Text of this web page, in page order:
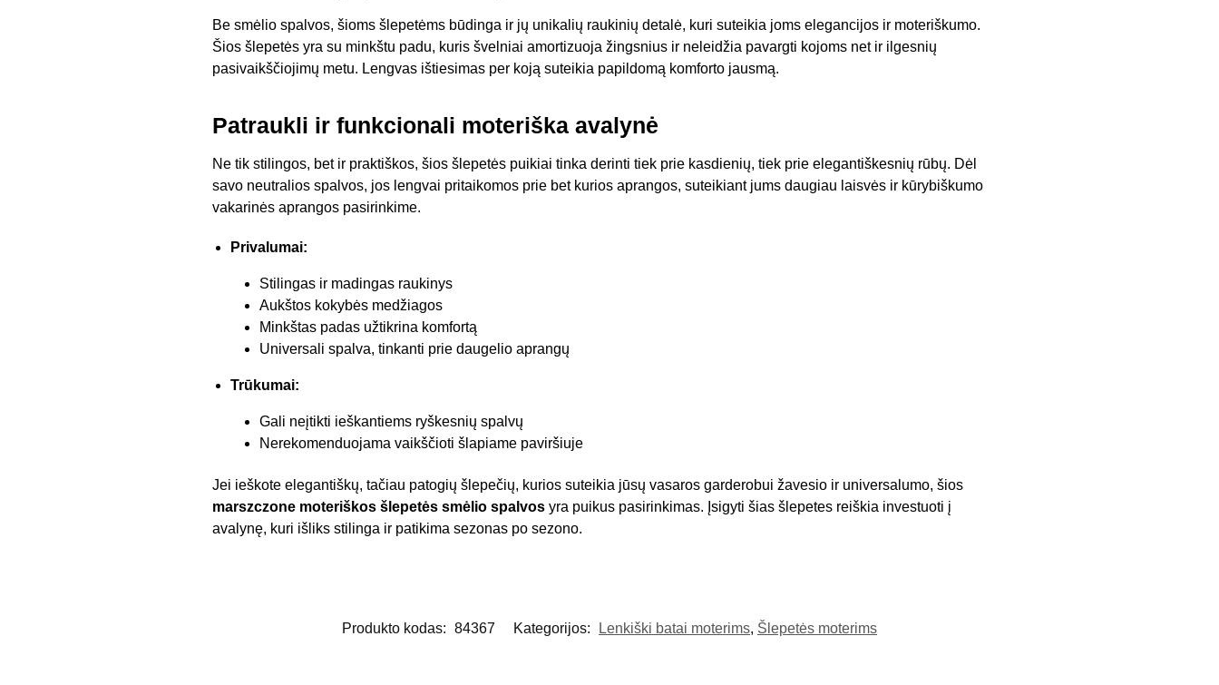
Be smėlio spalvos, šioms šlepetėms būdinga ir jų unikalių raukinių detalė, kuri suteikia joms elegancijos ir moteriškumo.
Šios šlepetės yra su minkštu padu, kuris švelniai amortizuoja žingsnius ir neleidžia pavargti kojoms net ir ilgesnių
pasivaikščiojimų metu. Lengvas ištiesimas per koją suteikia papildomą komforto jausmą.
Patraukli ir funkcionali moteriška avalynė
Ne tik stilingos, bet ir praktiškos, šios šlepetės puikiai tinka derinti tiek prie kasdienių, tiek prie elegantiškesnių rūbų. Dėl
savo neutralios spalvos, jos lengvai pritaikomos prie bet kurios aprangos, suteikiant jums daugiau laisvės ir kūrybiškumo
vakarinės aprangos pasirinkime.
Privalumai:
Stilingas ir madingas raukinys
Aukštos kokybės medžiagos
Minkštas padas užtikrina komfortą
Universali spalva, tinkanti prie daugelio aprangų
Trūkumai:
Gali neįtikti ieškantiems ryškesnių spalvų
Nerekomenduojama vaikščioti šlapiame paviršiuje
Jei ieškote elegantiškų, tačiau patogių šlepečių, kurios suteikia jūsų vasaros garderobui žavesio ir universalumo, šios
marszczone moteriškos šlepetės smėlio spalvosyra puikus pasirinkimas. Įsigyti šias šlepetes reiškia investuoti į
avalynę, kuri išliks stilinga ir patikima sezonas po sezono.
Produkto kodas: 84367 Kategorijos: Lenkiški batai moterims, Šlepetės moterims